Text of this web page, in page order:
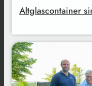
Altglascontainer